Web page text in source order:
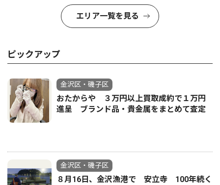
エリア一覧を見る
ピックアップ
金沢区・磯子区
おたからや ３万円以上買取成約で１万円
進呈 ブランド品・貴金属をまとめて査定
金沢区・磯子区
８月16日、金沢漁港で 安立寺 100年続く